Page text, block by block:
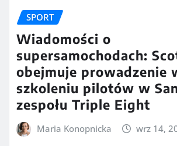
SPORT
Wiadomości o
supersamochodach:
obejmuje prowadzenie
szkoleniu pilotów w
zespołu Triple Eight
Maria Konopnicka wrz 14,